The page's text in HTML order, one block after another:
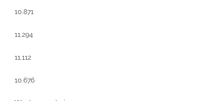
10.871
11.294
11.112
10.676